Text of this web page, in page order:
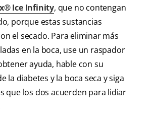
Ice Infinity, que no contengan
porque estas sustancias
el secado. Para eliminar más
en la boca, use un raspador
ayuda, hable con su
la diabetes y la boca seca y siga
que los dos acuerden para lidiar